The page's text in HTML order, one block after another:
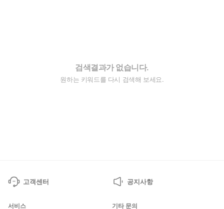
검색결과가 없습니다.
원하는 키워드를 다시 검색해 보세요.
고객센터 공지사항
서비스 기타 문의